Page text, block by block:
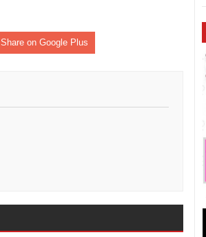
Share on Google Plus